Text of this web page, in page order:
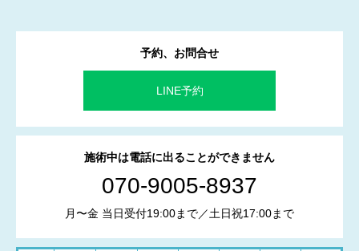
予約、お問合せ
LINE予約
施術中は電話に出ることができません
070-9005-8937
月〜金 当日受付19:00まで／土日祝17:00まで